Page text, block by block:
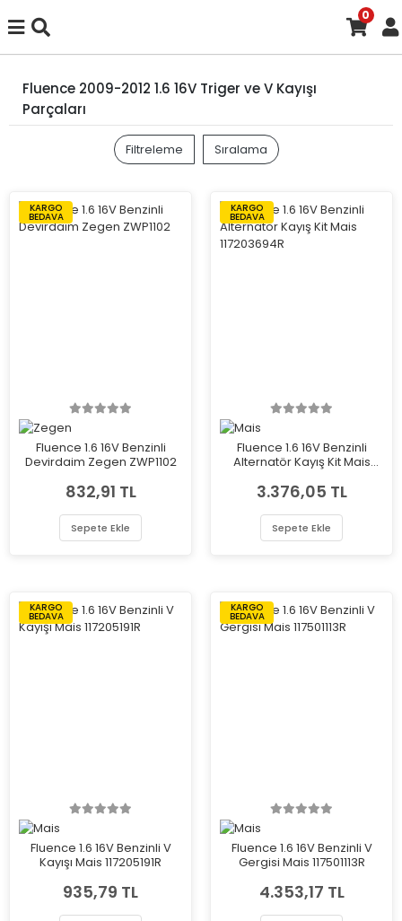
0
Fluence 2009-2012 1.6 16V Triger ve V Kayışı
Parçaları
Filtreleme Sıralama
KARGO
BEDAVA
Fluence 1.6 16V Benzinli
Devirdaim Zegen ZWP1102
832,91 TL
Sepete Ekle
KARGO
BEDAVA
Fluence 1.6 16V Benzinli
Alternatör Kayış Kit Mais
3.376,05 TL
Sepete Ekle
KARGO
BEDAVA
Fluence 1.6 16V Benzinli V
Kayışı Mais 117205191R
935,79 TL
KARGO
BEDAVA
Fluence 1.6 16V Benzinli V
Gergisi Mais 117501113R
4.353,17 TL